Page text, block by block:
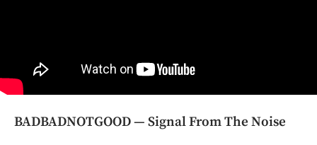
BADBADNOTGOOD — Signal From The Noise